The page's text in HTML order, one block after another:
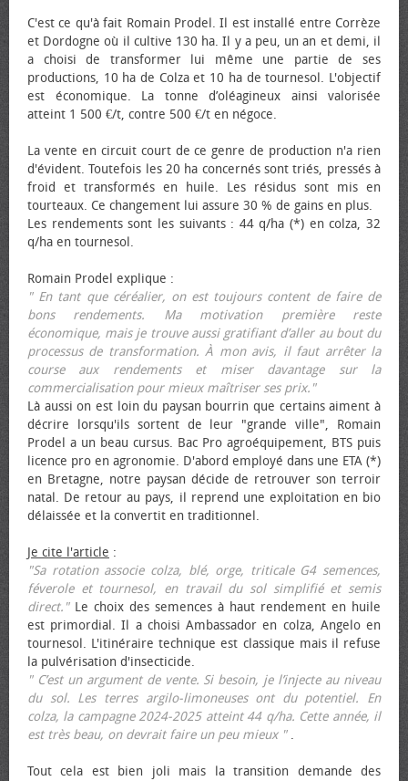
C'est ce qu'à fait Romain Prodel. Il est installé entre Corrèze
et Dordogne où il cultive 130 ha. Il y a peu, un an et demi, il
a choisi de transformer lui même une partie de ses
productions, 10 ha de Colza et 10 ha de tournesol. L'objectif
est économique. La tonne d’oléagineux ainsi valorisée
atteint 1 500 €/t, contre 500 €/t en négoce.
La vente en circuit court de ce genre de production n'a rien
d'évident. Toutefois les 20 ha concernés sont triés, pressés à
froid et transformés en huile. Les résidus sont mis en
tourteaux. Ce changement lui assure 30 % de gains en plus.
Les rendements sont les suivants : 44 q/ha (*) en colza, 32
q/ha en tournesol.
Romain Prodel explique :
" En tant que céréalier, on est toujours content de faire de
bons rendements. Ma motivation première reste
économique, mais je trouve aussi gratifiant d’aller au bout du
processus de transformation. À mon avis, il faut arrêter la
course aux rendements et miser davantage sur la
commercialisation pour mieux maîtriser ses prix."
Là aussi on est loin du paysan bourrin que certains aiment à
décrire lorsqu'ils sortent de leur "grande ville", Romain
Prodel a un beau cursus. Bac Pro agroéquipement, BTS puis
licence pro en agronomie. D'abord employé dans une ETA (*)
en Bretagne, notre paysan décide de retrouver son terroir
natal. De retour au pays, il reprend une exploitation en bio
délaissée et la convertit en traditionnel.
Je cite l'article :
"Sa rotation associe colza, blé, orge, triticale G4 semences,
féverole et tournesol, en travail du sol simplifié et semis
direct."Le choix des semences à haut rendement en huile
est primordial. Il a choisi Ambassador en colza, Angelo en
tournesol. L'itinéraire technique est classique mais il refuse
la pulvérisation d'insecticide.
" C’est un argument de vente. Si besoin, je l’injecte au niveau
du sol. Les terres argilo-limoneuses ont du potentiel. En
colza, la campagne 2024-2025 atteint 44 q/ha. Cette année, il
est très beau, on devrait faire un peu mieux ".
Tout cela est bien joli mais la transition demande des